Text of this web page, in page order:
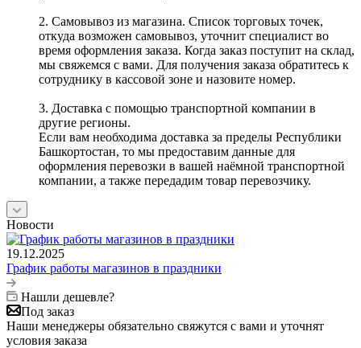
2. Самовывоз из магазина. Список торговых точек,
откуда возможен самовывоз, уточнит специалист во
время оформления заказа. Когда заказ поступит на склад,
мы свяжемся с вами. Для получения заказа обратитесь к
сотруднику в кассовой зоне и назовите номер.
3. Доставка с помощью транспортной компании в
другие регионы.
Если вам необходима доставка за пределы Республики
Башкортостан, то мы предоставим данные для
оформления перевозки в вашей наёмной транспортной
компании, а также передадим товар перевозчику.
Новости
19.12.2025
График работы магазинов в праздники
Нашли дешевле?
Под заказ
Наши менеджеры обязательно свяжутся с вами и уточнят
условия заказа